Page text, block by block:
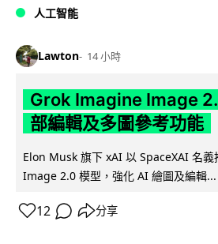
人工智能
Lawton 14 小時
Grok Imagine Image
部編輯及多圖參考功能
Elon Musk 旗下 xAI 以 SpaceXAI 名
Image 2.0 模型，強化 AI 繪圖及編輯...
12 分享